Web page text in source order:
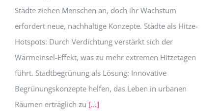
Städte ziehen Menschen an, doch ihr Wachstum
erfordert neue, nachhaltige Konzepte. Städte als Hitze-
Hotspots: Durch Verdichtung verstärkt sich der
Wärmeinsel-Effekt, was zu mehr extremen Hitzetagen
führt. Stadtbegrünung als Lösung: Innovative
Begrünungskonzepte helfen, das Leben in urbanen
Räumen erträglich zu [...]